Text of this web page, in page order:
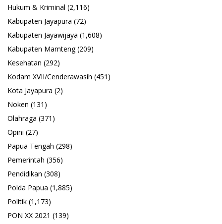
Hukum & Kriminal (2,116)
Kabupaten Jayapura (72)
Kabupaten Jayawijaya (1,608)
Kabupaten Mamteng(209)
Kesehatan (292)
Kodam XVII/Cenderawasih (451)
Kota Jayapura (2)
Noken (131)
Olahraga (371)
Opini (27)
Papua Tengah (298)
Pemerintah (356)
Pendidikan (308)
Polda Papua (1,885)
Politik (1,173)
PON XX 2021 (139)